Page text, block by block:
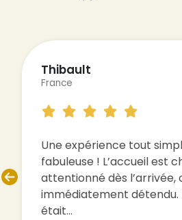
Tina
France
Un vrai moment de
l’arrivée, l’accueil a été
apaisant. Un grand merci
masseuse, pour sa
professionnalisme…